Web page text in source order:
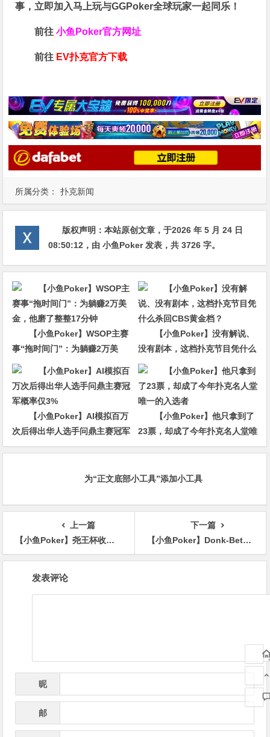
所属分类： 扑克新闻
事，立即加入马上玩与GGPoker全球玩家一起同乐！
前往小鱼Poker官方网址
前往 EV扑克官方下载
版权声明：本站原创文章，于2026 年 5 月 24 日
08:50:12 ，由小鱼Poker发表，共 3726 字。
【小鱼Poker】WSOP主赛
事“拖时间门”：为躺赚2万美
金，他磨了整整17分钟
【小鱼Poker】没有解说、
没有剧本，这档扑克节目凭什么
杀回CBS黄金档？
【小鱼Poker】AI模拟百万
次后得出华人选手问鼎主赛冠军
概率仅3%
【小鱼Poker】他只拿到了
23票，却成了今年扑克名人堂唯
一的入选者
为“正文底部小工具”添加小工具
上一篇
【小鱼Poker】尧王杯收官战报：主赛C/D组终极对决落幕，双冠王诞生，总决赛名单出炉
下一篇
【小鱼Poker】Donk-Bet什么时候能用？OOP不是只能过牌
发表评论
昵
邮